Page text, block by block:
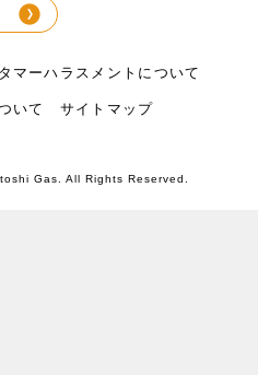
マーハラスメントについて
いて サイトマップ
Gas. All Rights Reserved.